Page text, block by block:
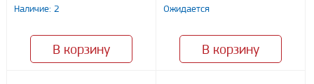
персональных данных, в соответствии с федеральным законом от
Наличие: 2
В корзину
Ожидается
В корзину